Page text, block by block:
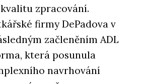
zpracování.
firmy DePadova v
začleněním ADL
která posunula
navrhování